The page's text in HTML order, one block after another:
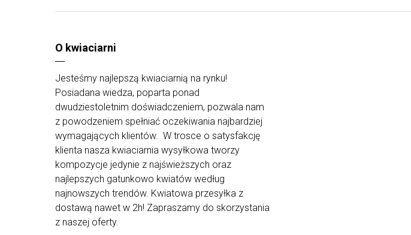
O kwiaciarni
Jesteśmy najlepszą kwiaciarnią na rynku!
Posiadana wiedza, poparta ponad
dwudziestoletnim doświadczeniem, pozwala nam
z powodzeniem spełniać oczekiwania najbardziej
wymagających klientów. W trosce o satysfakcję
klienta nasza kwiaciarnia wysyłkowa tworzy
kompozycje jedynie z najświeższych oraz
najlepszych gatunkowo kwiatów według
najnowszych trendów. Kwiatowa przesyłka z
dostawą nawet w 2h! Zapraszamy do skorzystania
z naszej oferty.